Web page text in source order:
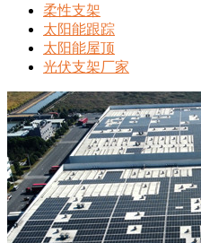
柔性支架
太阳能跟踪
太阳能屋顶
光伏支架厂家